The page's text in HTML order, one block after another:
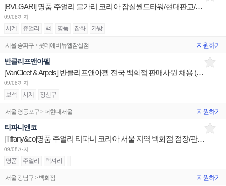
[BVLGARI] 명품 주얼리 불가리 코리아 잠실월드타워/현대판교/신세계센텀 부점장 채용
09/08까지
시계 쥬얼리 백 명품 잡화 가방
서울 송파구 > 롯데에비뉴엘잠실점 지원하기
반클리프앤아펠
[VanCleef & Arpels] 반클리프앤아펠 전국 백화점 판매사원 채용 (리치몬트코리아)
09/08까지
보석 시계 장신구
서울 영등포구 > 더현대서울 지원하기
티파니앤코
[Tiffany&co]명품 주얼리 티파니 코리아 서울 지역 백화점 점장/판매사원/OP 채용
09/08까지
명품 주얼리 럭셔리
서울 강남구 > 백화점 지원하기